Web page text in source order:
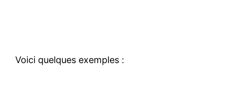
Voici quelques exemples :